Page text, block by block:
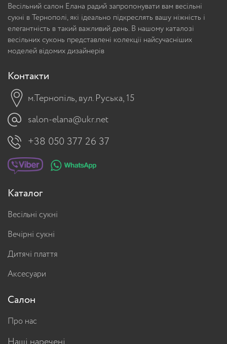
Весільний салон Елана радий запропонувати вам весільні
сукні в Тернополі, які ідеально підкреслять вашу ніжність і
елегантність в такий важливий день. В нашому каталозі
весільних суконь представлені колекції найсучасніших
моделей відомих дизайнерів
Контакти
м.Тернопіль, вул. Руська, 15
salon-elana@ukr.net
+38 050 377 26 37
Каталог
Весільні сукні
Вечірні сукні
Дитячі плаття
Аксесуари
Салон
Про нас